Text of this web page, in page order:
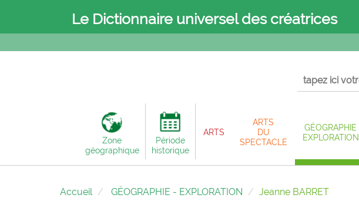
Le Dictionnaire universel des créatrices
Zone
géographique
Période
historique
ARTS
ARTS
DU
SPECTACLE
GÉOGRAPHIE
EXPLORATION
Accueil GÉOGRAPHIE - EXPLORATION Jeanne BARRET